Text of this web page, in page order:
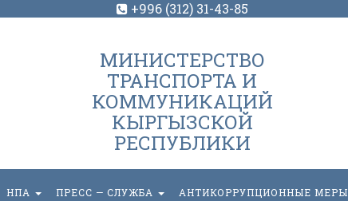
+996 (312) 31-43-85
МИНИСТЕРСТВО
ТРАНСПОРТА И
КОММУНИКАЦИЙ
КЫРГЫЗСКОЙ
РЕСПУБЛИКИ
НПА ПРЕСС — СЛУЖБА АНТИКОРРУПЦИОННЫЕ МЕРЫ